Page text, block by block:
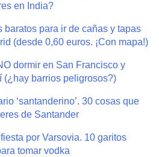
en India?
baratos para ir de cañas y tapas
(desde 0,60 euros. ¡Con mapa!)
dormir en San Francisco y
(¿hay barrios peligrosos?)
‘santanderino’. 30 cosas que
de Santander
por Varsovia. 10 garitos
tomar vodka